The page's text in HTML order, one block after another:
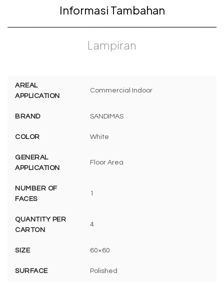
Informasi Tambahan
Lampiran
AREAL
APPLICATION
Commercial Indoor
BRAND SANDIMAS
COLOR White
GENERAL
APPLICATION
Floor Area
NUMBER OF
FACES
1
QUANTITY PER
CARTON
4
SIZE 60×60
SURFACE Polished